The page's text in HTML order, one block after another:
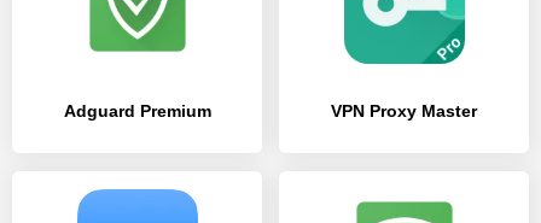
Adguard Premium VPN Proxy Master